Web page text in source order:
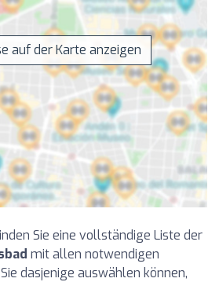
auf der Karte anzeigen
Sie eine vollständige Liste der
mit allen notwendigen
dasjenige auswählen können,